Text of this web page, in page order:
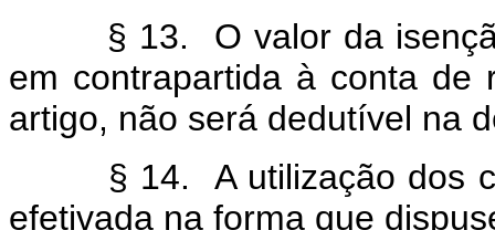
§ 13. O valor da
em contrapartida à conta de
artigo, não será dedutível na
§ 14. A utilização dos
efetivada na forma que